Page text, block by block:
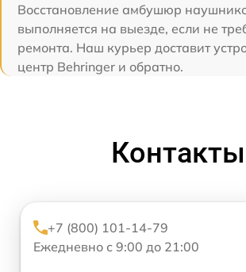
Восстановление амбушюр
выполняется на выезде, если не
ремонта. Наш курьер доставит
центр Behringer и обратно.
Контакты
+7 (800) 101-14-79
Ежедневно с 9:00 до 21:00